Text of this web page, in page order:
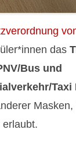
das
Bus und
Taxi
erlaubt.